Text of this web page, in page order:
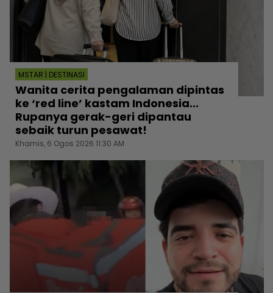
MSTAR | DESTINASI
Wanita cerita pengalaman dipintas
ke ‘red line’ kastam Indonesia...
Rupanya gerak-geri dipantau
sebaik turun pesawat!
Khamis, 6 Ogos 2026 11:30 AM